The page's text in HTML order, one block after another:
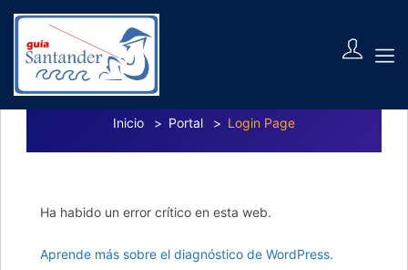
Login Page
Inicio Portal Login Page
Ha habido un error crítico en esta web.
Aprende más sobre el diagnóstico de WordPress.